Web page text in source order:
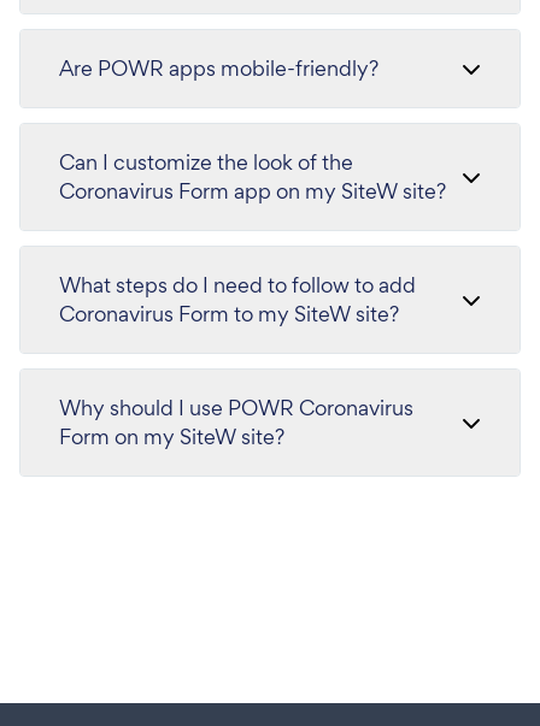
Are POWR apps mobile-friendly?
Can I customize the look of the
Coronavirus Form app on my SiteW site?
What steps do I need to follow to add
Coronavirus Form to my SiteW site?
Why should I use POWR Coronavirus
Form on my SiteW site?